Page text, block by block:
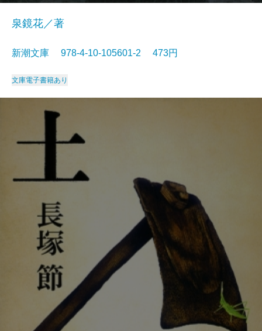
泉鏡花／著
新潮文庫 978-4-10-105601-2 473円
文庫電子書籍あり